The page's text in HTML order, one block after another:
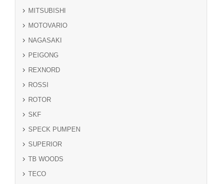
MITSUBISHI
MOTOVARIO
NAGASAKI
PEIGONG
REXNORD
ROSSI
ROTOR
SKF
SPECK PUMPEN
SUPERIOR
TB WOODS
TECO